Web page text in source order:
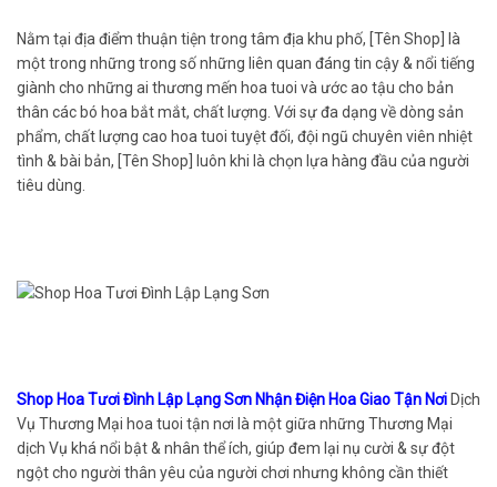
Nằm tại địa điểm thuận tiện trong tâm địa khu phố, [Tên Shop] là
một trong những trong số những liên quan đáng tin cậy & nổi tiếng
giành cho những ai thương mến hoa tuoi và ước ao tậu cho bản
thân các bó hoa bắt mắt, chất lượng. Với sự đa dạng về dòng sản
phẩm, chất lượng cao hoa tuoi tuyệt đối, đội ngũ chuyên viên nhiệt
tình & bài bản, [Tên Shop] luôn khi là chọn lựa hàng đầu của người
tiêu dùng.
Shop Hoa Tươi Đình Lập Lạng Sơn Nhận Điện Hoa Giao Tận Nơi Dịch
Vụ Thương Mại hoa tuoi tận nơi là một giữa những Thương Mại
dịch Vụ khá nổi bật & nhân thể ích, giúp đem lại nụ cười & sự đột
ngột cho người thân yêu của người chơi nhưng không cần thiết